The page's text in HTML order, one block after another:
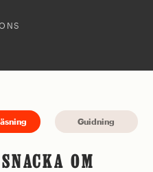
Guidning
OM